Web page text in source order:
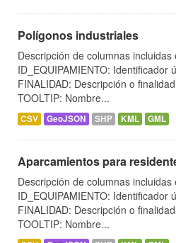
Polígonos industriales
Descripción de columnas
ID_EQUIPAMIENTO: Identificador
FINALIDAD: Descripción o
TOOLTIP: Nombre...
CSV GeoJSON SHP KML GML
Aparcamientos para
Descripción de columnas
ID_EQUIPAMIENTO: Identificador
FINALIDAD: Descripción o
TOOLTIP: Nombre...